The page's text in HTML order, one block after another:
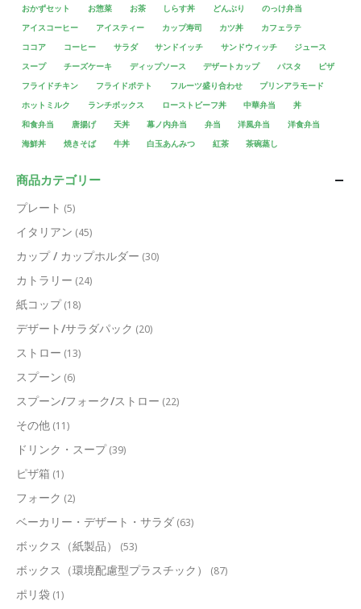
おかずセット お惣菜 お茶 しらす丼 どんぶり
のっけ弁当
アイスコーヒー
アイスティー カップ寿司 カツ丼
カフェラテ
ココア
コーヒー サラダ サンドイッチ サンドウィッチ
ジュース
スープ
チーズケーキ ディップソース デザートカップ パスタ
ピザ
フライドチキン
フライドポテト フルーツ盛り合わせ
プリンアラモード
ホットミルク
ランチボックス ローストビーフ丼 中華弁当
丼
和食弁当
唐揚げ 天丼 幕ノ内弁当 弁当 洋風弁当
洋食弁当
海鮮丼
焼きそば 牛丼 白玉あんみつ 紅茶 茶碗蒸し
商品カテゴリー
プレート (5)
イタリアン (45)
カップ / カップホルダー (30)
カトラリー (24)
紙コップ (18)
デザート/サラダパック (20)
ストロー (13)
スプーン (6)
スプーン/フォーク/ストロー (22)
その他 (11)
ドリンク・スープ (39)
ピザ箱 (1)
フォーク (2)
ベーカリー・デザート・サラダ (63)
ボックス（紙製品） (53)
ボックス（環境配慮型プラスチック） (87)
ポリ袋 (1)